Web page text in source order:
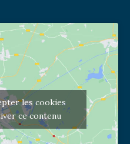
les cookies
ce contenu